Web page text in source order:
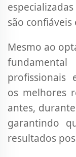
são confiáveis
Mesmo ao
profissionais
os melhores
antes,
garantindo
resultados